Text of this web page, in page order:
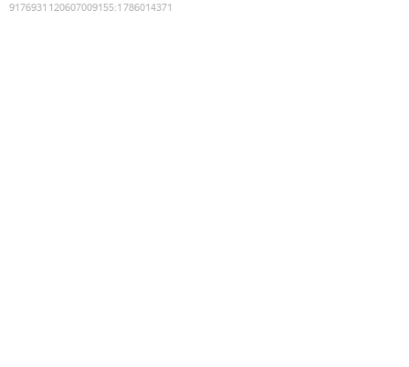
9176931120607009155:1786014371